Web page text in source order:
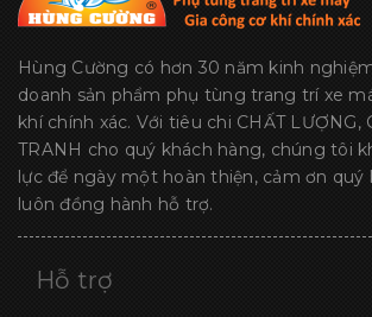
Hùng Cường có hơn 30 năm kinh
doanh sản phẩm phụ tùng trang trí xe
khí chính xác. Với tiêu chi CHẤT LƯỢNG,
TRANH cho quý khách hàng, chúng tôi
lực để ngày một hoàn thiện, cảm ơn quý
luôn đồng hành hỗ trợ.
Hỗ trợ